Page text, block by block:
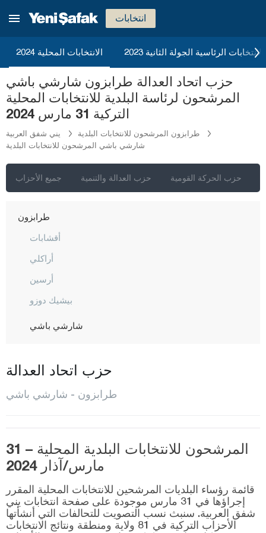
انتخابات
الانتخابات المحلية 2024 2023 الانتخابات الرئاسية الجولة الثانية
حزب اتحاد العدالة طرابزون شارشي باشي
المرشحون لرئاسة البلدية للانتخابات المحلية
التركية 31 مارس 2024
يني شفق العربية
طرابزون المرشحون للانتخابات البلدية
شارشي باشي المرشحون للانتخابات البلدية
جميع الأحزاب حزب العدالة والتنمية حزب الحركة القومية
صقاريا
شانلي أورفا
سيرت
سينوب
شرناق
سيفاس
توكات
طرابزون
أقشابات
أراكلي
أرسين
بيشيك دوزو
شارشي باشي
ديرين بازاري
دوز كوي
كوبري باشي
ماشكا
أوف
أورطا حصار
شالي بازاري
حزب اتحاد العدالة
طرابزون - شارشي باشي
المرشحون للانتخابات البلدية المحلية – 31
مارس/آذار 2024
قائمة رؤساء البلديات المرشحين للانتخابات المحلية المقرر
إجراؤها في 31 مارس موجودة على صفحة انتخابات يني
شفق العربية. سنبث نسب التصويت للتحالفات التي أنشأتها
الأحزاب التركية في 81 ولاية ومنطقة ونتائج الانتخابات